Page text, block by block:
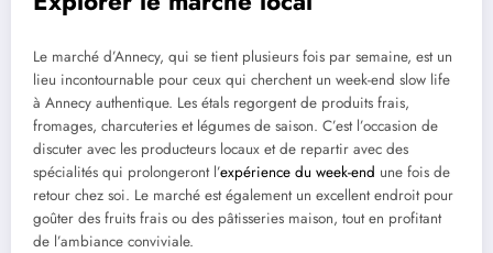
Le marché d’Annecy, qui se tient plusieurs fois par semaine, est un
lieu incontournable pour ceux qui cherchent un week-end slow life
à Annecy authentique. Les étals regorgent de produits frais,
fromages, charcuteries et légumes de saison. C’est l’occasion de
discuter avec les producteurs locaux et de repartir avec des
spécialités qui prolongeront l’expérience du week-end une fois de
retour chez soi. Le marché est également un excellent endroit pour
goûter des fruits frais ou des pâtisseries maison, tout en profitant
de l’ambiance conviviale.